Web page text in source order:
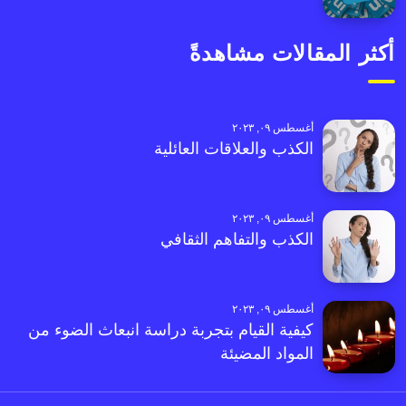
أكثر المقالات مشاهدةً
أغسطس ٠٩, ٢٠٢٣
الكذب والعلاقات العائلية
أغسطس ٠٩, ٢٠٢٣
الكذب والتفاهم الثقافي
أغسطس ٠٩, ٢٠٢٣
كيفية القيام بتجربة دراسة انبعاث الضوء من
المواد المضيئة